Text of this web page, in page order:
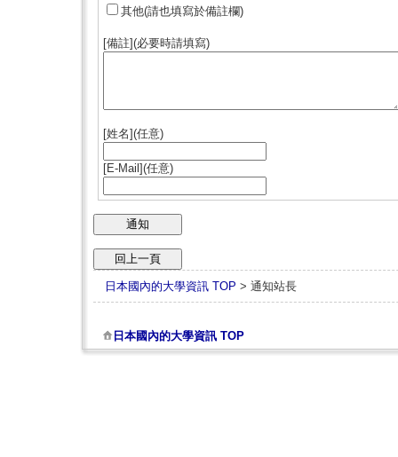
其他(請也填寫於備註欄)
[備註](必要時請填寫)
[姓名](任意)
[E-Mail](任意)
日本國內的大學資訊 TOP > 通知站長
日本國內的大學資訊 TOP